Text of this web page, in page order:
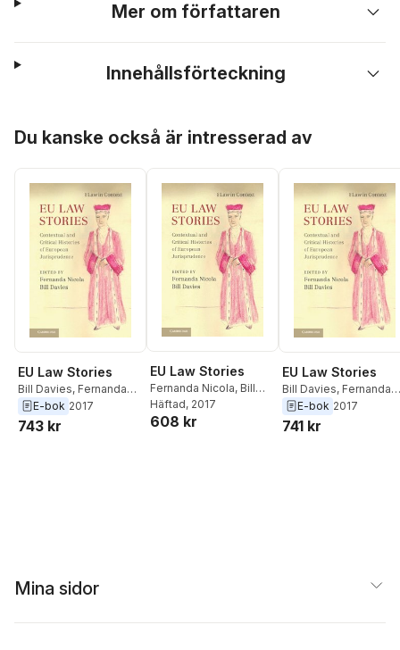
Mer om författaren
Innehållsförteckning
Du kanske också är intresserad av
EU Law Stories
Bill Davies, Fernanda
Nicola
E-bok 2017
743 kr
EU Law Stories
Fernanda Nicola, Bill
Davies
Häftad, 2017
608 kr
EU Law Stories
Bill Davies, Fernanda
Nicola
E-bok 2017
741 kr
Mina sidor